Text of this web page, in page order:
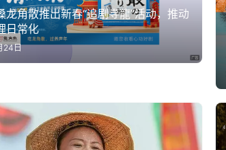
龙角散推出新春“追剧寻龍”活动，推动
日常化
24日